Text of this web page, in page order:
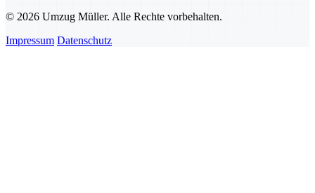
© 2026 Umzug Müller. Alle Rechte vorbehalten.
Impressum Datenschutz